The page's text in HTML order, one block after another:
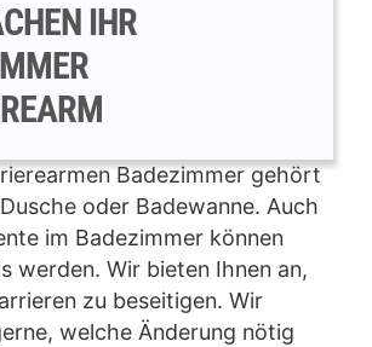
IHR
Badezimmer gehört
oder Badewanne. Auch
im Badezimmer können
werden. Wir bieten Ihnen an,
zu beseitigen. Wir
welche Änderung nötig